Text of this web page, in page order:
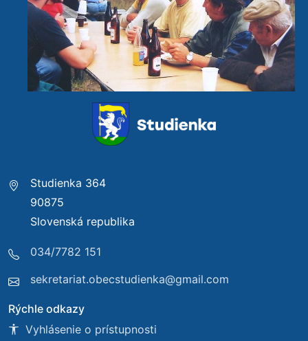
Studienka 364
90875
Slovenská republika
034/7782 151
sekretariat.obecstudienka@gmail.com
Rýchle odkazy
Vyhlásenie o prístupnosti